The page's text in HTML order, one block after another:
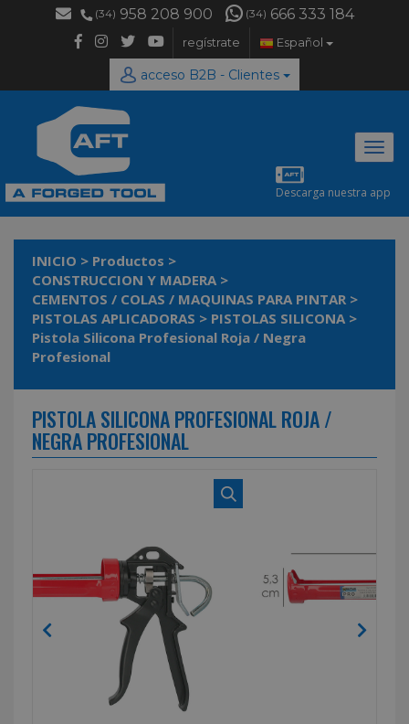
(34) 958 208 900 (34) 666 333 184
regístrate Español
acceso B2B - Clientes
Descarga nuestra app
INICIO > Productos >
CONSTRUCCION Y MADERA >
CEMENTOS / COLAS / MAQUINAS PARA PINTAR >
PISTOLAS APLICADORAS > PISTOLAS SILICONA >
Pistola Silicona Profesional Roja / Negra
Profesional
PISTOLA SILICONA PROFESIONAL ROJA /
NEGRA PROFESIONAL